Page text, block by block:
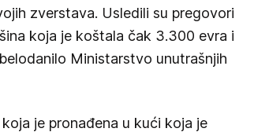
zverstava. Usledili su pregovori
koja je koštala čak 3.300 evra i
Ministarstvo unutrašnjih
je pronađena u kući koja je